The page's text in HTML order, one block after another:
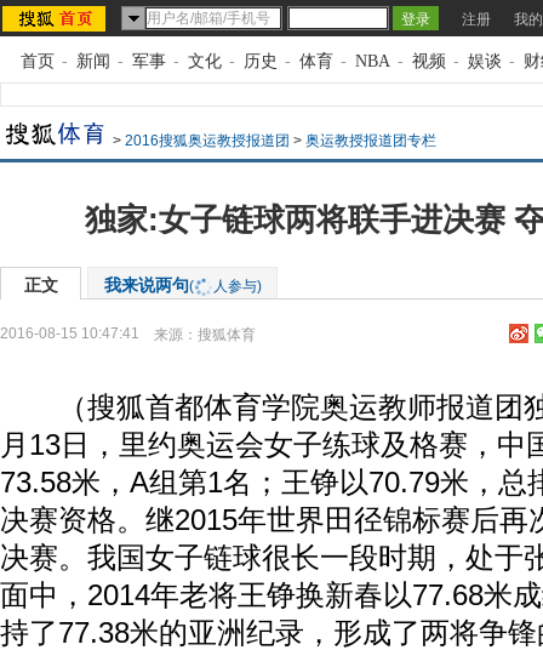
注册 我
首页 - 新闻 - 军事 - 文化 - 历史 - 体育 - NBA - 视频 - 娱谈 -
> 2016搜狐奥运教授报道团 > 奥运教授报道团专栏
独家:女子链球两将联手进决赛
正文 我来说两句( 人参与)
2016-08-15 10:47:41 来源： 搜狐体育
（搜狐首都体育学院奥运教师报道团
月13日，里约奥运会女子练球及格赛，中
73.58米，A组第1名；王铮以70.79米，总
决赛资格。继2015年世界田径锦标赛后再
决赛。我国女子链球很长一段时期，处于
面中，2014年老将王铮换新春以77.68米
持了77.38米的亚洲纪录，形成了两将争